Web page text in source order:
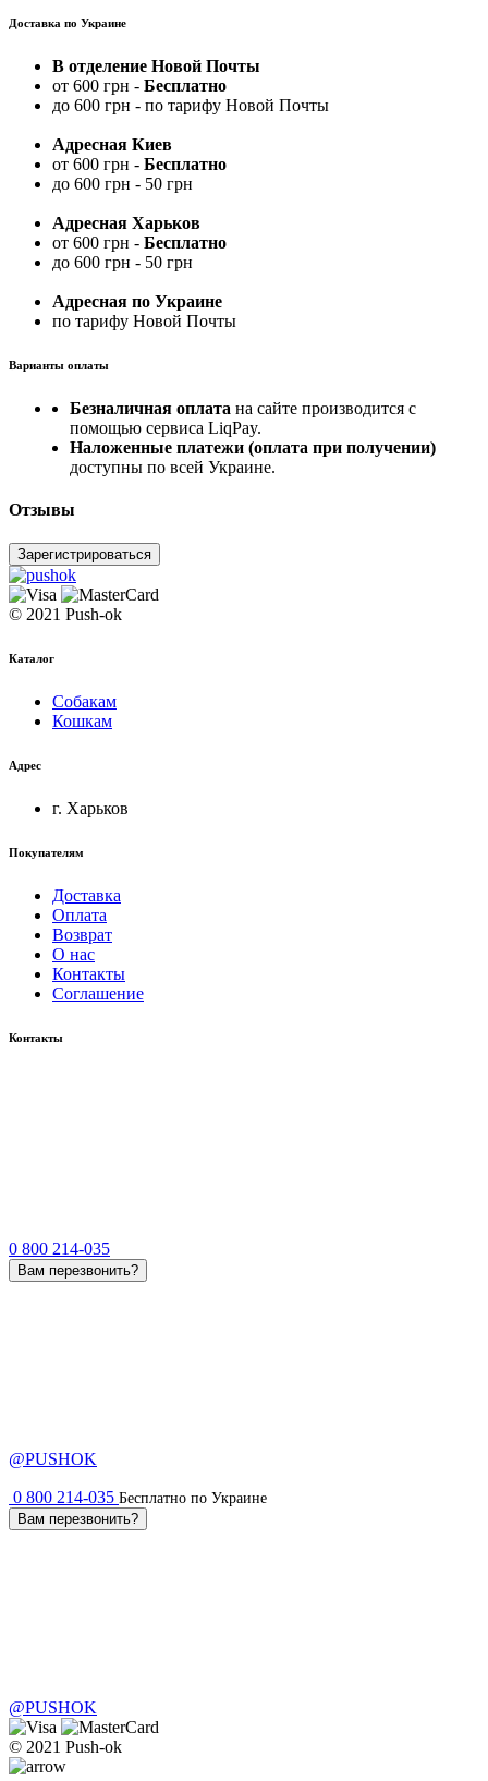
Доставка по Украине
В отделение Новой Почты
от 600 грн - Бесплатно
до 600 грн - по тарифу Новой Почты
Адресная Киев
от 600 грн - Бесплатно
до 600 грн - 50 грн
Адресная Харьков
от 600 грн - Бесплатно
до 600 грн - 50 грн
Адресная по Украине
по тарифу Новой Почты
Варианты оплаты
Безналичная оплата на сайте производится с
помощью сервиса LiqPay.
Наложенные платежи (оплата при получении)
доступны по всей Украине.
Отзывы
Зарегистрироваться
© 2021 Push-ok
Каталог
Собакам
Кошкам
Адрес
г. Харьков
Покупателям
Доставка
Оплата
Возврат
О нас
Контакты
Соглашение
Контакты
0 800 214-035
Вам перезвонить?
@PUSHOK
0 800 214-035 Бесплатно по Украине
Вам перезвонить?
@PUSHOK
© 2021 Push-ok